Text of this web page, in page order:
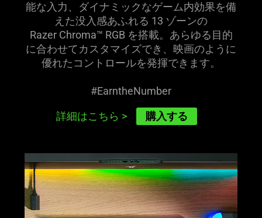
能な入力、ダイナミックなゲーム内効果を備
えた没入感あふれる 13 ゾーンの
Razer Chroma™ RGB を搭載。あらゆる目的
に合わせてカスタマイズでき、映画のように
優れたコントロールを発揮でき ます。
#EarntheNumber
詳細はこちら > 購入する
learn
more
-
razer